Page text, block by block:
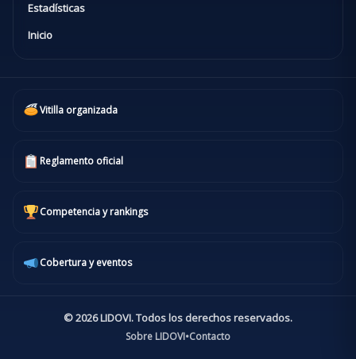
Estadísticas
Inicio
Vitilla organizada
Reglamento oficial
Competencia y rankings
Cobertura y eventos
© 2026 LIDOVI. Todos los derechos reservados.
Sobre LIDOVI•Contacto